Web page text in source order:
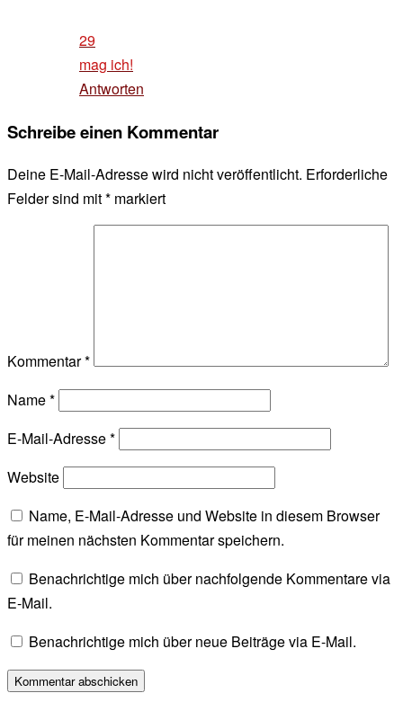
29
mag ich!
Antworten
Schreibe einen Kommentar
Deine E-Mail-Adresse wird nicht veröffentlicht. Erforderliche
Felder sind mit* markiert
Kommentar*
Name*
E-Mail-Adresse*
Website
Name, E-Mail-Adresse und Website in diesem Browser
für meinen nächsten Kommentar speichern.
Benachrichtige mich über nachfolgende Kommentare via
E-Mail.
Benachrichtige mich über neue Beiträge via E-Mail.